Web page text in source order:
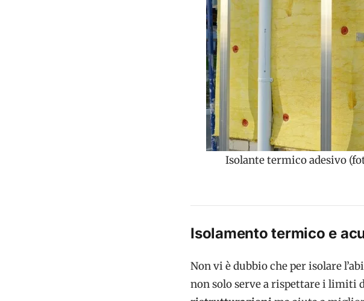
Isolante termico adesivo
Isolamento termico e
Non vi è dubbio che per isolare
non solo serve a rispettare i limiti